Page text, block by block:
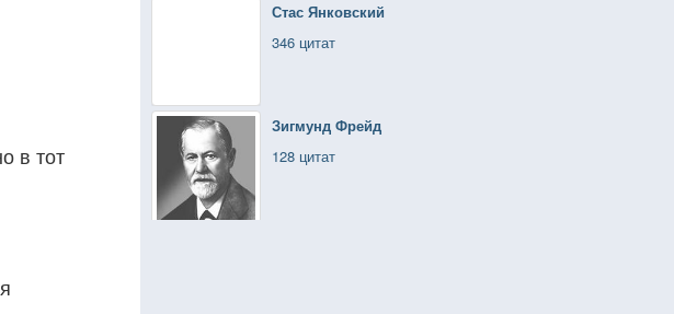
Стас Янковский
346 цитат
Зигмунд Фрейд
128 цитат
в тот